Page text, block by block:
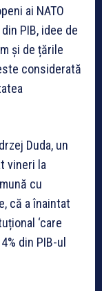
ai NATO
PIB, idee de
și de țările
considerată
Duda, un
vineri la
cu
că a înaintat
‘care
din PIB-ul